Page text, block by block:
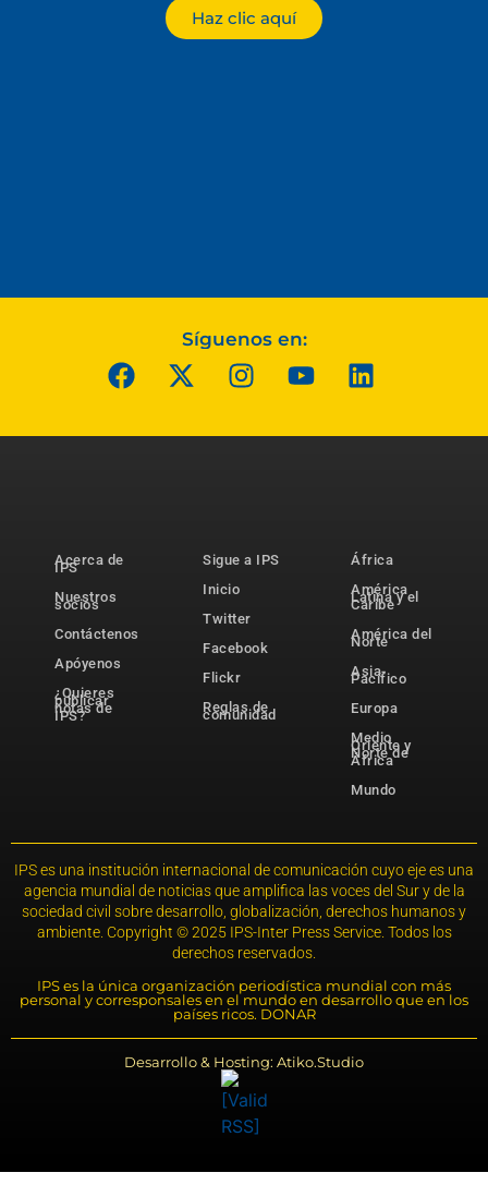
Haz clic aquí
Síguenos en:
Acerca de
IPS
Nuestros
socios
Contáctenos
Apóyenos
¿Quieres
publicar
notas de
IPS?
Sigue a IPS
Inicio
Twitter
Facebook
Flickr
Reglas de
comunidad
África
América
Latina y el
Caribe
América del
Norte
Asia-
Pacífico
Europa
Medio
Oriente y
Norte de
África
Mundo
IPS es una institución internacional de comunicación cuyo eje es una
agencia mundial de noticias que amplifica las voces del Sur y de la
sociedad civil sobre desarrollo, globalización, derechos humanos y
ambiente. Copyright © 2025 IPS-Inter Press Service. Todos los
derechos reservados.
IPS es la única organización periodística mundial con más
personal y corresponsales en el mundo en desarrollo que en los
países ricos. DONAR
Desarrollo & Hosting: Atiko.Studio